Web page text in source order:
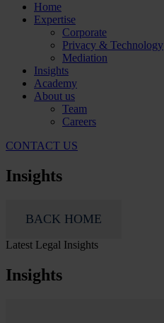
Home
Expertise
Corporate
Privacy & Technology
Mediation
Insights
Academy
About us
Team
Careers
CONTACT US
Insights
BACK HOME
Latest Legal Insights
Insights